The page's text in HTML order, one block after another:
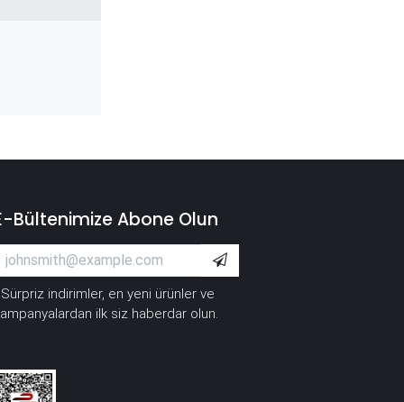
Bültenimize Abone Olun
Sürpriz indirimler, en yeni ürünler ve
ilk siz haberdar olun.